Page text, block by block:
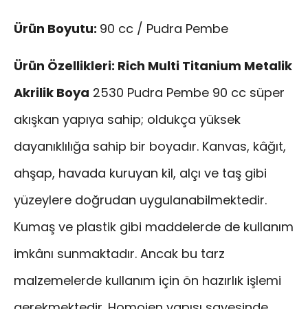
Ürün Boyutu: 90 cc / Pudra Pembe
Ürün Özellikleri: Rich Multi Titanium Metalik
Akrilik Boya 2530 Pudra Pembe 90 cc süper
akışkan yapıya sahip; oldukça yüksek
dayanıklılığa sahip bir boyadır. Kanvas, kâğıt,
ahşap, havada kuruyan kil, alçı ve taş gibi
yüzeylere doğrudan uygulanabilmektedir.
Kumaş ve plastik gibi maddelerde de kullanım
imkânı sunmaktadır. Ancak bu tarz
malzemelerde kullanım için ön hazırlık işlemi